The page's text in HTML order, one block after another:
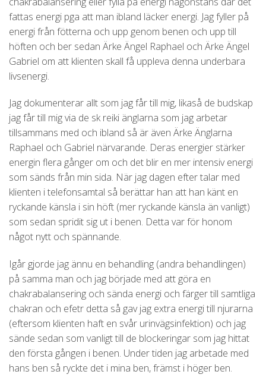
fattas energi pga att man ibland läcker energi. Jag fyller på
energi från fötterna och upp genom benen och upp till
höften och ber sedan Ärke Ängel Raphael och Ärke Ängel
Gabriel om att klienten skall få uppleva denna underbara
livsenergi.
Jag dokumenterar allt som jag får till mig, likaså de budskap
jag får till mig via de sk reiki änglarna som jag arbetar
tillsammans med och ibland så är även Ärke Änglarna
Raphael och Gabriel närvarande. Deras energier stärker
energin flera gånger om och det blir en mer intensiv energi
som sänds från min sida. När jag dagen efter talar med
klienten i telefonsamtal så berättar han att han känt en
ryckande känsla i sin höft (mer ryckande känsla än vanligt)
som sedan spridit sig ut i benen. Detta var för honom
något nytt och spännande.
Igår gjorde jag ännu en behandling (andra behandlingen)
på samma man och jag började med att göra en
chakrabalansering och sända energi och färger till samtliga
chakran och efetr detta så gav jag extra energi till njurarna
(eftersom klienten haft en svår urinvägsinfektion) och jag
sände sedan som vanligt till de blockeringar som jag hittat
den första gången i benen. Under tiden jag arbetade med
hans ben så ryckte det i mina ben, främst i höger ben.